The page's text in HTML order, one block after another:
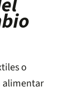
o
alimentar